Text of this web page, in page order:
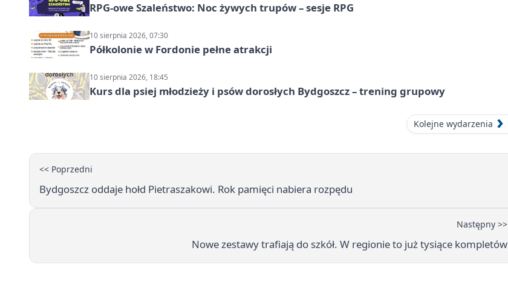
RPG-owe Szaleństwo: Noc żywych trupów – sesje RPG
10 sierpnia 2026, 07:30
Półkolonie w Fordonie pełne atrakcji
10 sierpnia 2026, 18:45
Kurs dla psiej młodzieży i psów dorosłych Bydgoszcz – trening grupowy
Kolejne wydarzenia
<< Poprzedni
Bydgoszcz oddaje hołd Pietraszakowi. Rok pamięci nabiera rozpędu
Następny >>
Nowe zestawy trafiają do szkół. W regionie to już tysiące kompletów